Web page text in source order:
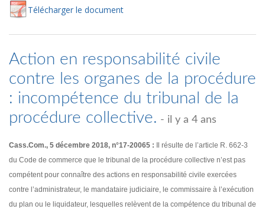
Télécharger le document
Action en responsabilité civile
contre les organes de la procédure
: incompétence du tribunal de la
procédure collective. - il y a 4 ans
Cass.Com., 5 décembre 2018, n°17-20065 :
Il résulte de l’article R. 662-3
du Code de commerce que le tribunal de la procédure collective n’est pas
compétent pour connaître des actions en responsabilité civile exercées
contre l’administrateur, le mandataire judiciaire, le commissaire à l’exécution
du plan ou le liquidateur, lesquelles relèvent de la compétence du tribunal de